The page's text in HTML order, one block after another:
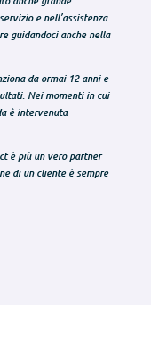
e nell’assistenza.
guidandoci anche nella
da ormai 12 anni e
Nei momenti in cui
è intervenuta
è più un vero partner
di un cliente è sempre